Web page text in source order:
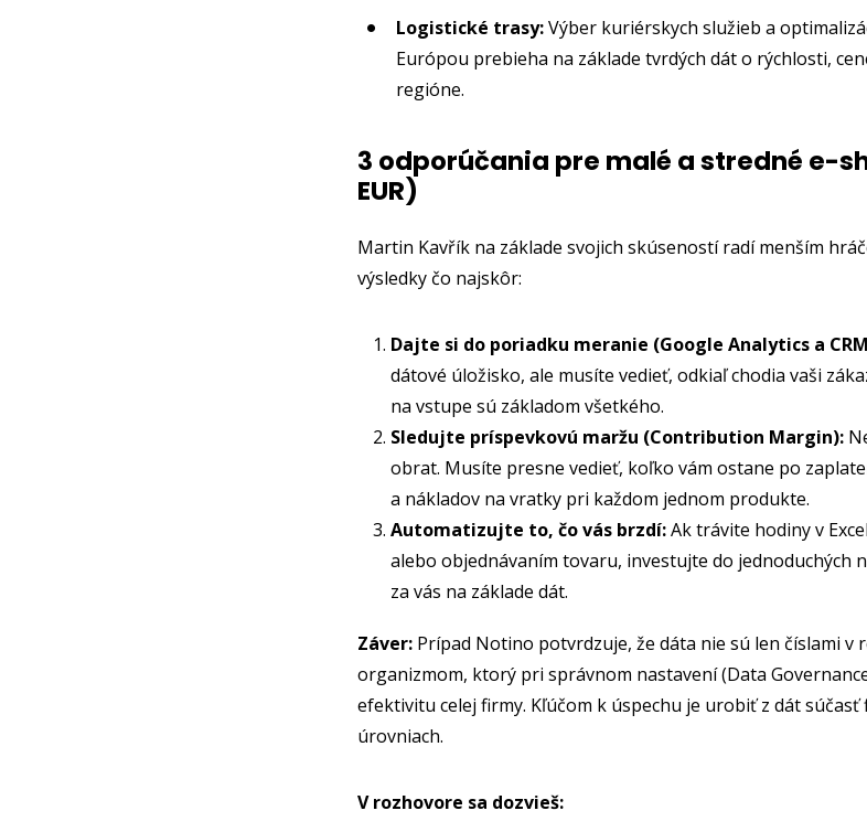
Logistické trasy:Výber kuriérskych služieb a
Európou prebieha na základe tvrdých dát o rýchlosti,
regióne.
3 odporúčania pre malé a stredné e-
EUR)
Martin Kavřík na základe svojich skúseností radí menším
výsledky čo najskôr:
Dajte si do poriadku meranie (Google Analytics a
dátové úložisko, ale musíte vedieť, odkiaľ chodia vaši
na vstupe sú základom všetkého.
Sledujte príspevkovú maržu (Contribution Margin):
obrat. Musíte presne vedieť, koľko vám ostane po
a nákladov na vratky pri každom jednom produkte.
Automatizujte to, čo vás brzdí:Ak trávite hodiny v
alebo objednávaním tovaru, investujte do jednoduchých
za vás na základe dát.
Záver: Prípad Notino potvrdzuje, že dáta nie sú len číslami v
organizmom, ktorý pri správnom nastavení (Data
efektivitu celej firmy. Kľúčom k úspechu je urobiť z dát
úrovniach.
V rozhovore sa dozvieš: